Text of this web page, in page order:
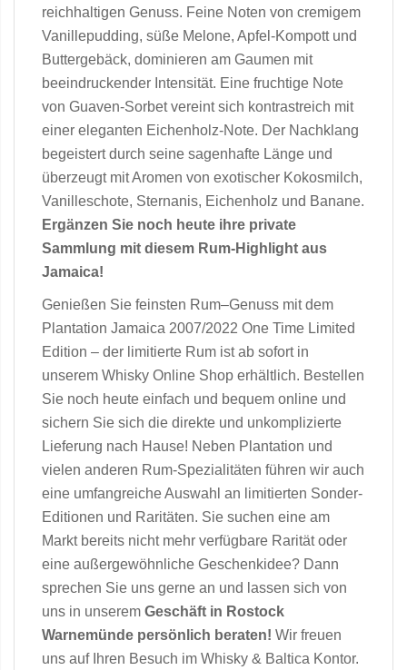
reichhaltigen Genuss. Feine Noten von cremigem
Vanillepudding, süße Melone, Apfel-Kompott und
Buttergebäck, dominieren am Gaumen mit
beeindruckender Intensität. Eine fruchtige Note
von Guaven-Sorbet vereint sich kontrastreich mit
einer eleganten Eichenholz-Note. Der Nachklang
begeistert durch seine sagenhafte Länge und
überzeugt mit Aromen von exotischer Kokosmilch,
Vanilleschote, Sternanis, Eichenholz und Banane.
Ergänzen Sie noch heute ihre private
Sammlung mit diesem Rum-Highlight aus
Jamaica!
Genießen Sie feinsten Rum–Genuss mit dem
Plantation Jamaica 2007/2022 One Time Limited
Edition – der limitierte Rum ist ab sofort in
unserem Whisky Online Shop erhältlich. Bestellen
Sie noch heute einfach und bequem online und
sichern Sie sich die direkte und unkomplizierte
Lieferung nach Hause! Neben Plantation und
vielen anderen Rum-Spezialitäten führen wir auch
eine umfangreiche Auswahl an limitierten Sonder-
Editionen und Raritäten. Sie suchen eine am
Markt bereits nicht mehr verfügbare Rarität oder
eine außergewöhnliche Geschenkidee? Dann
sprechen Sie uns gerne an und lassen sich von
uns in unserem Geschäft in Rostock
Warnemünde persönlich beraten! Wir freuen
uns auf Ihren Besuch im Whisky & Baltica Kontor.